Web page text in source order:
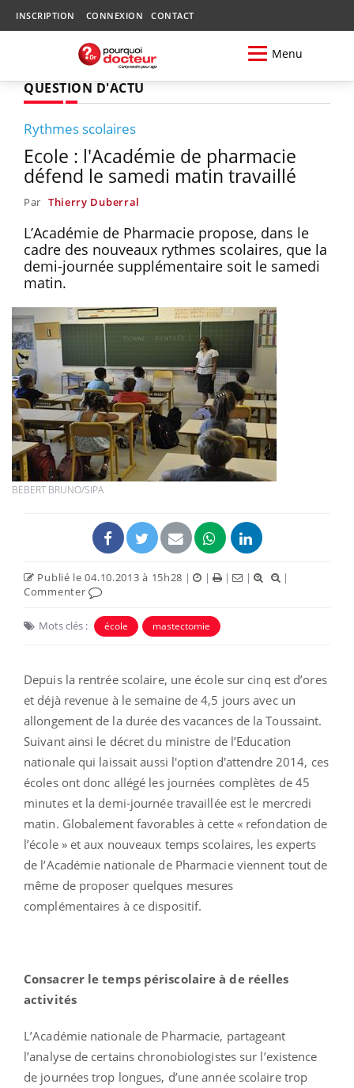
INSCRIPTION CONNEXION CONTACT
Menu
QUESTION D'ACTU
Rythmes scolaires
Ecole : l'Académie de pharmacie
défend le samedi matin travaillé
Par Thierry Duberral
L’Académie de Pharmacie propose, dans le
cadre des nouveaux rythmes scolaires, que la
demi-journée supplémentaire soit le samedi
matin.
BEBERT BRUNO/SIPA
Publié le 04.10.2013 à 15h28 | | | |
|
Commenter
Mots clés : école mastectomie
Depuis la rentrée scolaire, une école sur cinq est d’ores
et déjà revenue à le semaine de 4,5 jours avec un
allongement de la durée des vacances de la Toussaint.
Suivant ainsi le décret du ministre de l’Education
nationale qui laissait aussi l'option d'attendre 2014, ces
écoles ont donc allégé les journées complètes de 45
minutes et la demi-journée travaillée est le mercredi
matin. Globalement favorables à cette « refondation de
l’école » et aux nouveaux temps scolaires, les experts
de l’Académie nationale de Pharmacie viennent tout de
même de proposer quelques mesures
complémentaires à ce dispositif.
Consacrer le temps périscolaireà de réelles
activités
L’Académie nationale de Pharmacie, partageant
l’analyse de certains chronobiologistes sur l’existence
de journées trop longues, d’une année scolaire trop